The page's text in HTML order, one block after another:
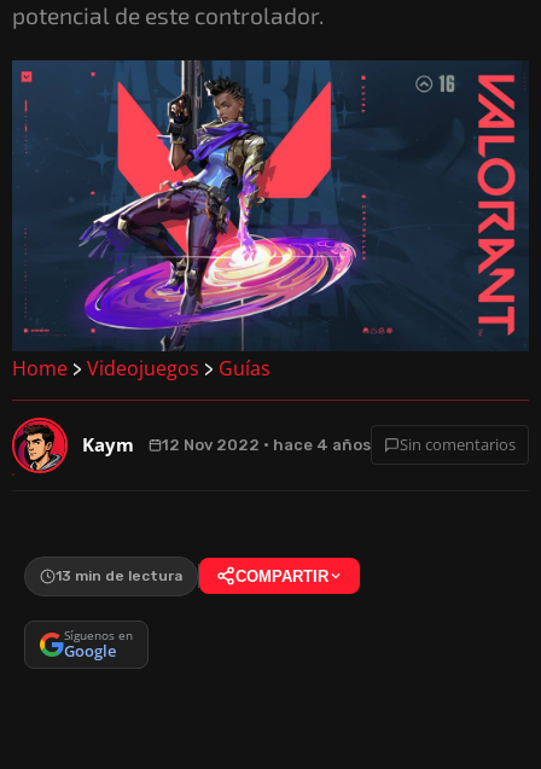
potencial de este controlador.
Home > Videojuegos > Guías
Kaym 12 Nov 2022 · hace 4 años Sin comentarios
13 min de lectura COMPARTIR
Síguenos en
Google